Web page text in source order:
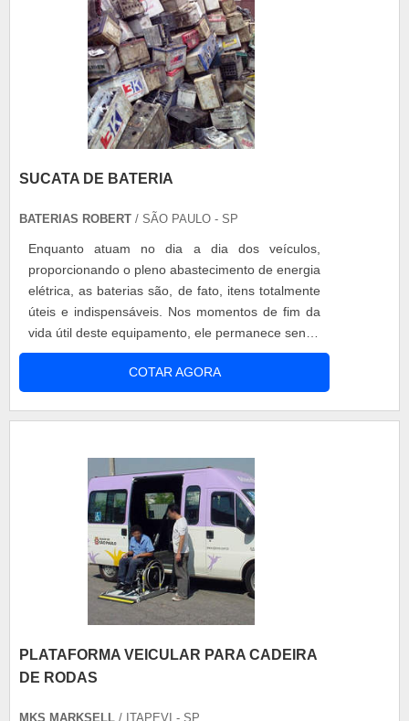
SUCATA DE BATERIA
BATERIAS ROBERT / SÃO PAULO - SP
Enquanto atuam no dia a dia dos veículos,
proporcionando o pleno abastecimento de energia
elétrica, as baterias são, de fato, itens totalmente
úteis e indispensáveis. Nos momentos de fim da
vida útil deste equipamento, ele permanece sendo
um item bastante procurado. Isto ocorre devido
ao valioso material do qual este equipamento é
composto: o metal chumbo. Saiba mais do
COTAR AGORA
PLATAFORMA VEICULAR PARA CADEIRA
DE RODAS
MKS MARKSELL / ITAPEVI - SP